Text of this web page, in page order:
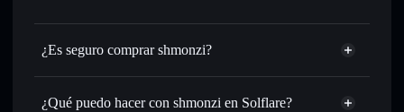
¿Es seguro comprar shmonzi?
shmonzi no está verificado
¿Qué puedo hacer con shmonzi en Solflare?